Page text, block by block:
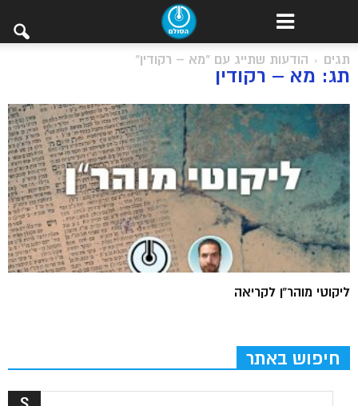
תגים הודעות שתייג עם "מא – רקודין"
תג: מא – רקודין
ליקוטי מוהר”ן לקריאה
חיפוש באתר